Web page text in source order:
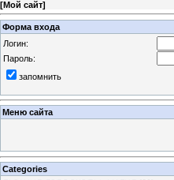
[Мой сайт]
Форма входа
Логин:
Пароль:
запомнить
Меню сайта
Categories